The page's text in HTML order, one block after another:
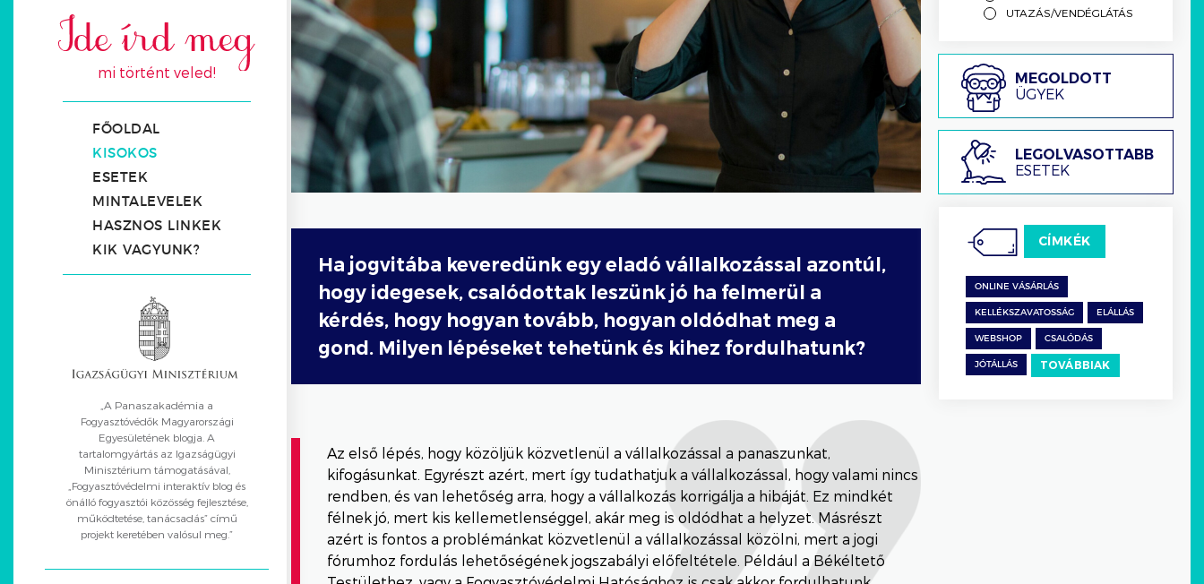
mi történt veled!
FŐOLDAL
KISOKOS
ESETEK
MINTALEVELEK
HASZNOS LINKEK
KIK VAGYUNK?
„A Panaszakadémia a
Fogyasztóvédők Magyarországi
Egyesületének blogja. A
tartalomgyártás az Igazságügyi
Minisztérium támogatásával,
„Fogyasztóvédelmi interaktív blog és
önálló fogyasztói közösség fejlesztése,
működtetése, tanácsadás” című
projekt keretében valósul meg.”
Ha jogvitába keveredünk egy eladó vállalkozással azontúl,
hogy idegesek, csalódottak leszünk jó ha felmerül a
kérdés, hogy hogyan tovább, hogyan oldódhat meg a
gond. Milyen lépéseket tehetünk és kihez fordulhatunk?
Az első lépés, hogy közöljük közvetlenül a vállalkozással a panaszunkat,
kifogásunkat. Egyrészt azért, mert így tudathatjuk a vállalkozással, hogy valami nincs
rendben, és van lehetőség arra, hogy a vállalkozás korrigálja a hibáját. Ez mindkét
félnek jó, mert kis kellemetlenséggel, akár meg is oldódhat a helyzet. Másrészt
azért is fontos a problémánkat közvetlenül a vállalkozással közölni, mert a jogi
fórumhoz fordulás lehetőségének jogszabályi előfeltétele. Például a Békéltető
UTAZÁS/VENDÉGLÁTÁS
Megoldott
ügyek
MEGOLDOTT
ÜGYEK
Legolvasottabb
esetek
LEGOLVASOTTABB
ESETEK
CÍMKÉK
ONLINE VÁSÁRLÁS
KELLÉKSZAVATOSSÁG ELÁLLÁS
WEBSHOP CSALÓDÁS
JÓTÁLLÁS TOVÁBBIAK